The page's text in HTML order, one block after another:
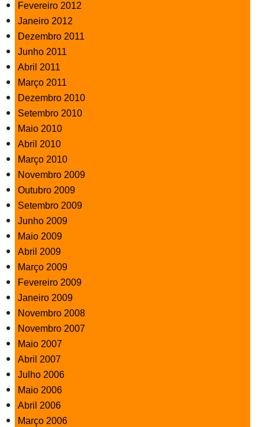
Fevereiro 2012
Janeiro 2012
Dezembro 2011
Junho 2011
Abril 2011
Março 2011
Dezembro 2010
Setembro 2010
Maio 2010
Abril 2010
Março 2010
Novembro 2009
Outubro 2009
Setembro 2009
Junho 2009
Maio 2009
Abril 2009
Março 2009
Fevereiro 2009
Janeiro 2009
Novembro 2008
Novembro 2007
Maio 2007
Abril 2007
Julho 2006
Maio 2006
Abril 2006
Março 2006